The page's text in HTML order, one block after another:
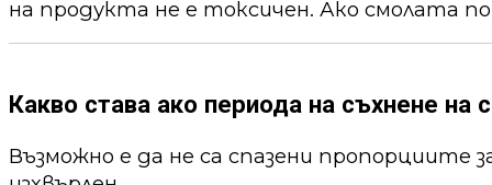
на продукта не е токсичен. Ако смолата
Какво става ако периода на съхнене
Възможно е да не са спазени пропорциите